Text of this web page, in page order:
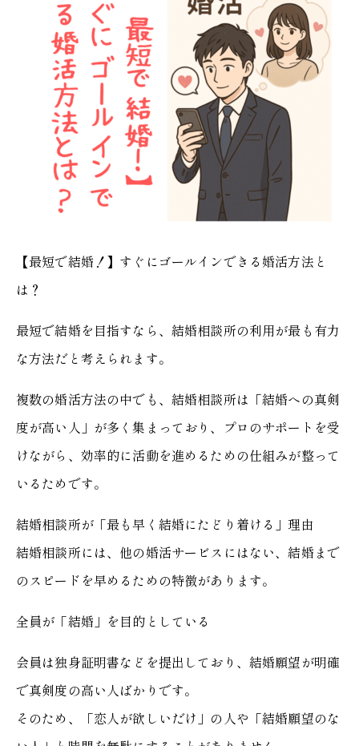
【最短で結婚！】すぐにゴールインできる婚活方法と
は？
最短で結婚を目指すなら、結婚相談所の利用が最も有力
な方法だと考えられます。
複数の婚活方法の中でも、結婚相談所は「結婚への真剣
度が高い人」が多く集まっており、プロのサポートを受
けながら、効率的に活動を進めるための仕組みが整って
いるためです。
結婚相談所が「最も早く結婚にたどり着ける」理由
結婚相談所には、他の婚活サービスにはない、結婚まで
のスピードを早めるための特徴があります。
全員が「結婚」を目的としている
会員は独身証明書などを提出しており、結婚願望が明確
で真剣度の高い人ばかりです。
そのため、「恋人が欲しいだけ」の人や「結婚願望のな